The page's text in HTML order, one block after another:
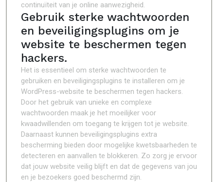
continuïteit van je online aanwezigheid.
Gebruik sterke wachtwoorden
en beveiligingsplugins om je
website te beschermen tegen
hackers.
Het is essentieel om sterke wachtwoorden te
gebruiken en beveiligingsplugins te installeren om je
WordPress-website te beschermen tegen hackers.
Door het gebruik van unieke en complexe
wachtwoorden maak je het moeilijker voor
kwaadwillenden om toegang te krijgen tot je website.
Daarnaast kunnen beveiligingsplugins extra
bescherming bieden door mogelijke kwetsbaarheden te
detecteren en aanvallen te blokkeren. Zo zorg je ervoor
dat jouw website veilig blijft en dat de gegevens van jou
en je bezoekers goed beschermd zijn.